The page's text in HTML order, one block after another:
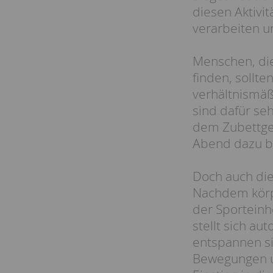
diesen
verarbeiten
Menschen,
finden,
sind dafür
dem
Abend dazu
Doch auch
Nachdem
der
stellt sich
entspannen
Bewegungen